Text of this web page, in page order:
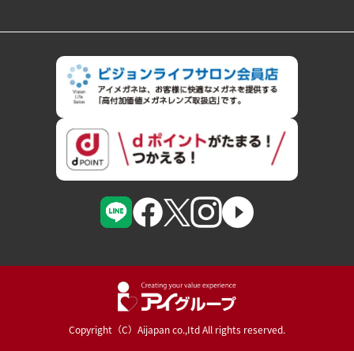
Copyright（C）Aijapan co.,Itd All rights reserved.